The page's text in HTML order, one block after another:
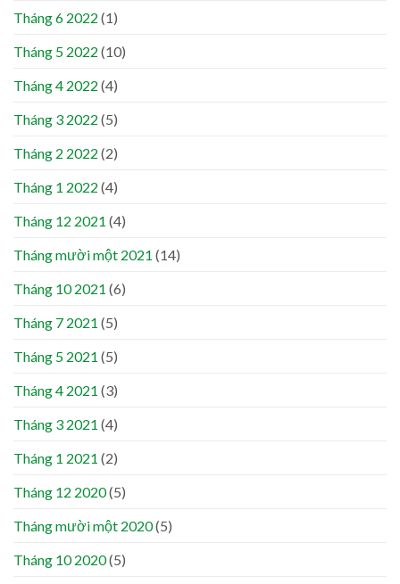
Tháng 6 2022 (1)
Tháng 5 2022 (10)
Tháng 4 2022 (4)
Tháng 3 2022 (5)
Tháng 2 2022 (2)
Tháng 1 2022 (4)
Tháng 12 2021 (4)
Tháng mười một 2021 (14)
Tháng 10 2021 (6)
Tháng 7 2021 (5)
Tháng 5 2021 (5)
Tháng 4 2021 (3)
Tháng 3 2021 (4)
Tháng 1 2021 (2)
Tháng 12 2020(5)
Tháng mười một 2020(5)
Tháng 10 2020(5)